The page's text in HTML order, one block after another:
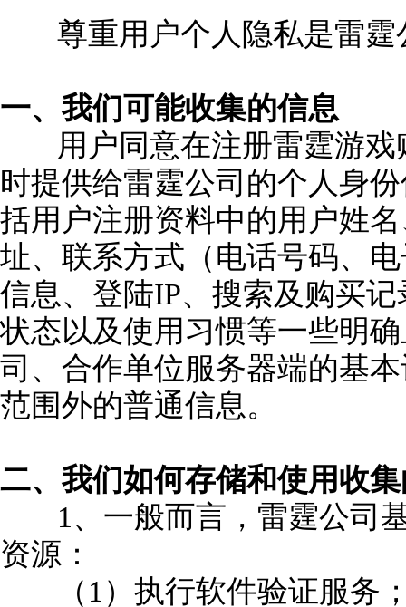
尊重用户个人隐私是雷
一、我们可能收集的信息
用户同意在注册雷霆游
时提供给雷霆公司的个人身
括用户注册资料中的用户姓
址、联系方式（电话号码、
信息、登陆IP、搜索及购买
状态以及使用习惯等一些明
司、合作单位服务器端的基
范围外的普通信息。
二、我们如何存储和使用收
1、一般而言，雷霆公司
资源：
（1）执行软件验证服务